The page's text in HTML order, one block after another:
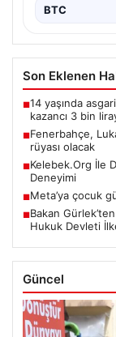
BTC
Son Eklenen
■14 yaşında
kazancı 3 bin
■Fenerbahçe,
rüyası olacak
■Kelebek.Org İle
Deneyimi
■Meta’ya çocuk
■Bakan
Hukuk Devleti
Güncel